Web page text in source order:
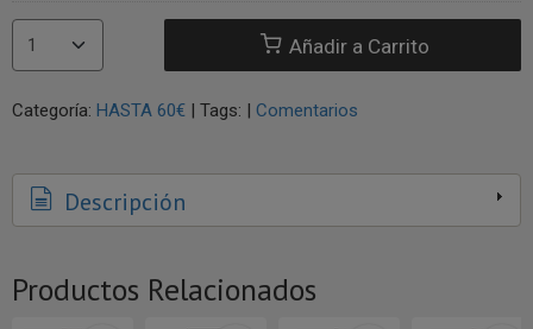
Añadir a Carrito
Categoría: HASTA 60€ | Tags: | Comentarios
Descripción
Productos Relacionados